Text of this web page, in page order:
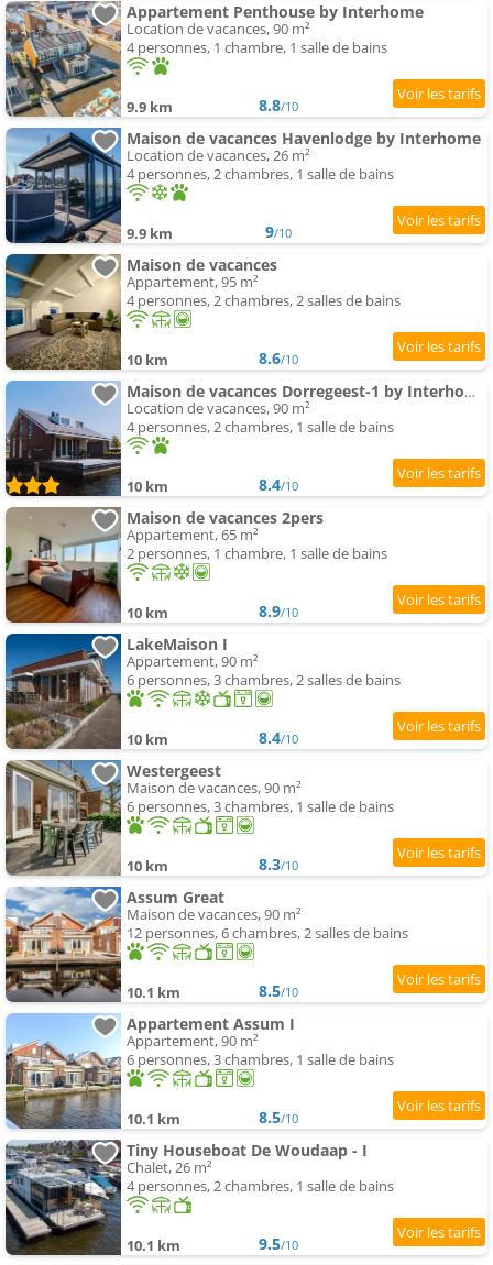
Appartement Penthouse by Interhome
Location de vacances, 90 m²
4 personnes, 1 chambre, 1 salle de bains
9.9 km 8.8/10
Maison de vacances Havenlodge by Interhome
Location de vacances, 26 m²
4 personnes, 2 chambres, 1 salle de bains
9.9 km 9/10
Maison de vacances
Appartement, 95 m²
4 personnes, 2 chambres, 2 salles de bains
10 km 8.6/10
Maison de vacances Dorregeest-1 by Interhome
Location de vacances, 90 m²
4 personnes, 2 chambres, 1 salle de bains
10 km 8.4/10
Maison de vacances 2pers
Appartement, 65 m²
2 personnes, 1 chambre, 1 salle de bains
10 km 8.9/10
LakeMaison I
Appartement, 90 m²
6 personnes, 3 chambres, 2 salles de bains
10 km 8.4/10
Westergeest
Maison de vacances, 90 m²
6 personnes, 3 chambres, 1 salle de bains
10 km 8.3/10
Assum Great
Maison de vacances, 90 m²
12 personnes, 6 chambres, 2 salles de bains
10.1 km 8.5/10
Appartement Assum I
Appartement, 90 m²
6 personnes, 3 chambres, 1 salle de bains
10.1 km 8.5/10
Tiny Houseboat De Woudaap - I
Chalet, 26 m²
4 personnes, 2 chambres, 1 salle de bains
10.1 km 9.5/10